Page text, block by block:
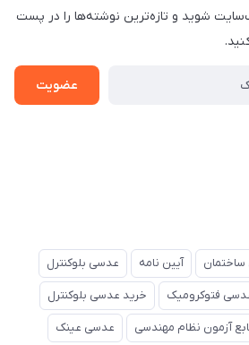
شوید و تازه‌ترین نوشته‌ها را در پست
عضویت
ساختمان آیین نامه عدسی بلوکنترل
فتوکرومیک خرید عدسی بلوکنترل
آزمون نظام مهندسی عدسی عینک